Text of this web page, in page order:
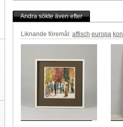
Andra sökte även efter
Liknande föremål: affisch europa